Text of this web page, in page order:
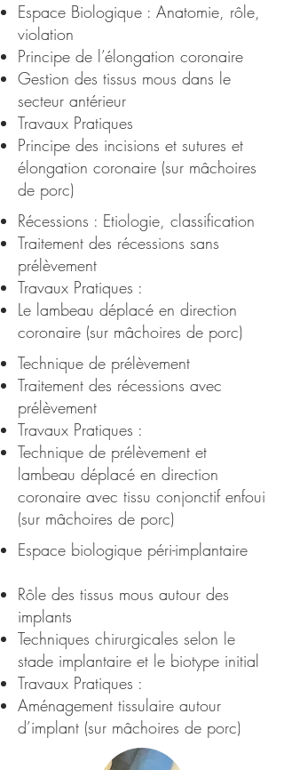
Espace Biologique : Anatomie, rôle,
violation
Principe de l’élongation coronaire
Gestion des tissus mous dans le
secteur antérieur
Travaux Pratiques
Principe des incisions et sutures et
élongation coronaire (sur mâchoires
de porc)
Récessions : Etiologie, classification
Traitement des récessions sans
prélèvement
Travaux Pratiques :
Le lambeau déplacé en direction
coronaire (sur mâchoires de porc)
Technique de prélèvement
Traitement des récessions avec
prélèvement
Travaux Pratiques :
Technique de prélèvement et
lambeau déplacé en direction
coronaire avec tissu conjonctif enfoui
(sur mâchoires de porc)
Espace biologique péri-implantaire
Rôle des tissus mous autour des
implants
Techniques chirurgicales selon le
stade implantaire et le biotype initial
Travaux Pratiques :
Aménagement tissulaire autour
d’implant (sur mâchoires de porc)